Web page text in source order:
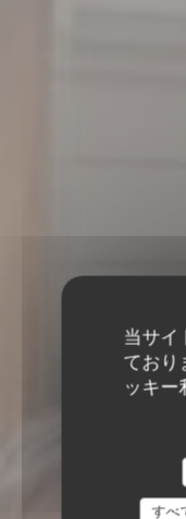
当サイ
ており
ッキ
すべ